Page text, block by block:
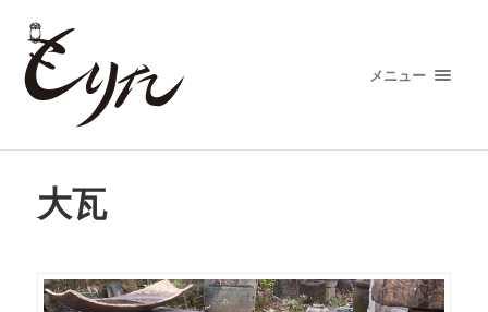
メニュー
大瓦